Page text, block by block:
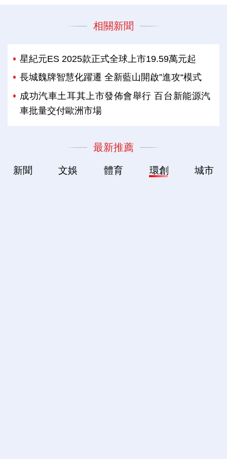
相關新聞
星紀元ES 2025款正式全球上市19.59萬元起
長城魏牌智慧化躍遷 全新藍山開啟”進攻“模式
成功汽車土耳其上市發佈會舉行 百台新能源汽
車批量交付歐洲市場
最新推薦
新聞 文娛 體育 環創 城市